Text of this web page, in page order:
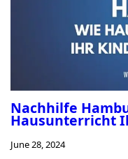
Nachhilfe
Hausunterricht
June 28, 2024